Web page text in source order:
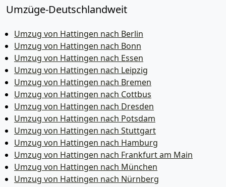
Umzüge-Deutschlandweit
Umzug von Hattingen nach Berlin
Umzug von Hattingen nach Bonn
Umzug von Hattingen nach Essen
Umzug von Hattingen nach Leipzig
Umzug von Hattingen nach Bremen
Umzug von Hattingen nach Cottbus
Umzug von Hattingen nach Dresden
Umzug von Hattingen nach Potsdam
Umzug von Hattingen nach Stuttgart
Umzug von Hattingen nach Hamburg
Umzug von Hattingen nach Frankfurt am Main
Umzug von Hattingen nach München
Umzug von Hattingen nach Nürnberg